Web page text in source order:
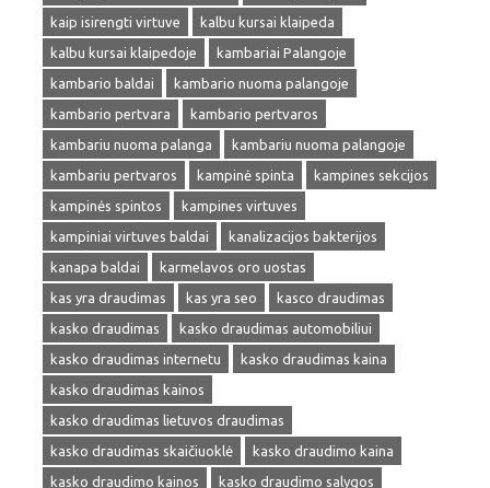
kaip isirengti virtuve
kalbu kursai klaipeda
kalbu kursai klaipedoje
kambariai Palangoje
kambario baldai
kambario nuoma palangoje
kambario pertvara
kambario pertvaros
kambariu nuoma palanga
kambariu nuoma palangoje
kambariu pertvaros
kampinė spinta
kampines sekcijos
kampinės spintos
kampines virtuves
kampiniai virtuves baldai
kanalizacijos bakterijos
kanapa baldai
karmelavos oro uostas
kas yra draudimas
kas yra seo
kasco draudimas
kasko draudimas
kasko draudimas automobiliui
kasko draudimas internetu
kasko draudimas kaina
kasko draudimas kainos
kasko draudimas lietuvos draudimas
kasko draudimas skaičiuoklė
kasko draudimo kaina
kasko draudimo kainos
kasko draudimo salygos